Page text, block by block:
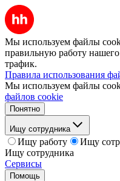
Мы используем файлы
правильную работу нашего
трафик.
Правила использования
Мы используем файлы
файлов cookie
Понятно
Ищу сотрудника
Ищу работу
Ищу
Ищу сотрудника
Сервисы
Помощь